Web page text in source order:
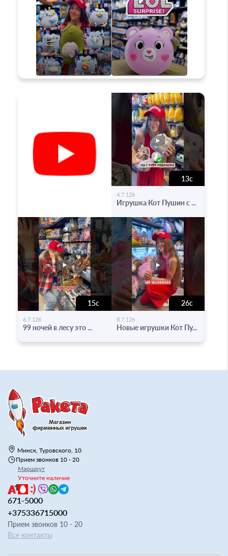
13с
4.7.126
Игрушка Кот Пушин с ...
15с
6.7.126
99 ночей в лесу это ...
26с
8.7.126
Новые игрушки Кот Пу...
Минск, Туровского, 10
Прием звонков 10 - 20
Маршрут
Уточните наличие
671-5000
+375336715000
Прием звонков 10 - 20
Все контакты